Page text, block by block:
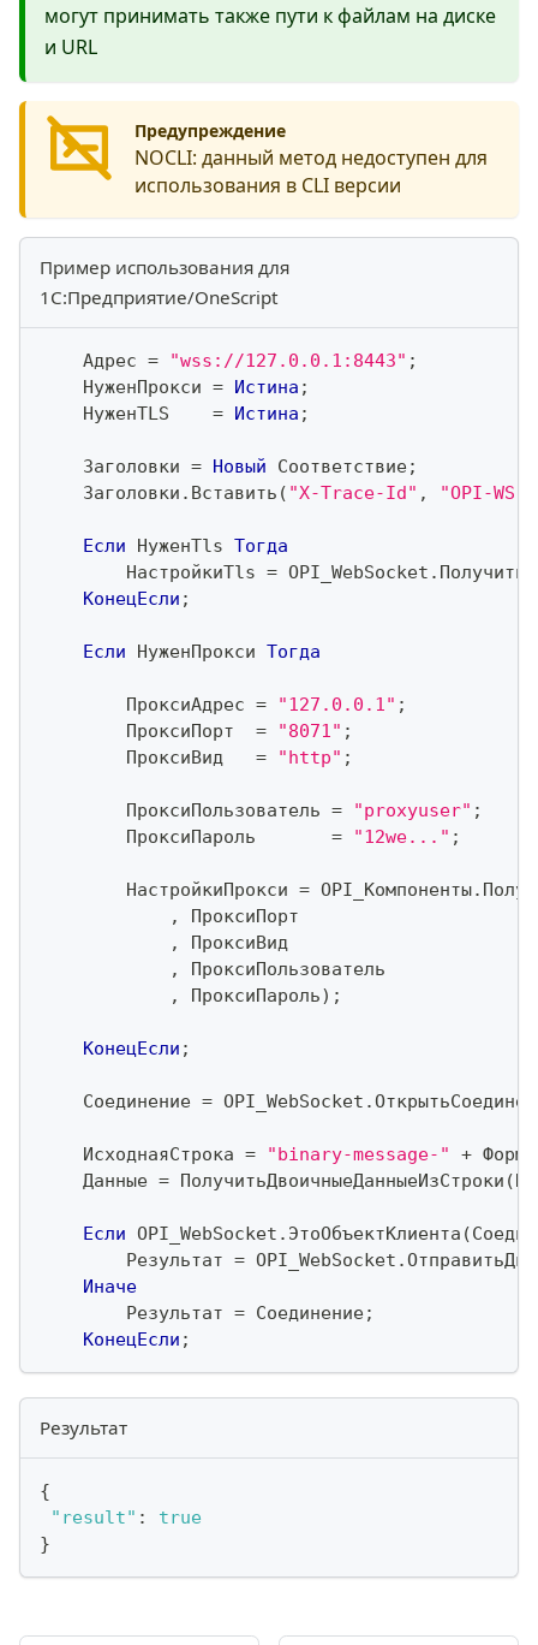
могут принимать также пути к файлам на диске
и URL
Предупреждение
NOCLI: данный метод недоступен для
использования в CLI версии
Пример использования для
1С:Предприятие/OneScript
    Адрес
= "wss://127.0.0.1:8443" ;
    НуженПрокси
= Истина ;
    НуженTLS
= Истина ;
    Заголовки
= Новый Соответствие;
    Заголовки
. Вставить ( "X-Trace-Id" , "OPI-WS-
Если НуженTls Тогда
        НастройкиTls
= OPI_WebSocket .
КонецЕсли ;
Если НуженПрокси Тогда
        ПроксиАдрес
= "127.0.0.1" ;
        ПроксиПорт
= "8071" ;
        ПроксиВид
= "http" ;
        ПроксиПользователь
= "proxyuser" ;
        ПроксиПароль
= "12we..." ;
        НастройкиПрокси
= OPI_Компоненты.
,
ПроксиПорт
,
ПроксиВид
,
ПроксиПользователь
,
ПроксиПароль) ;
КонецЕсли ;
    Соединение
= OPI_WebSocket .
    ИсходнаяСтрока
= "binary-message-" +
    Данные
= ПолучитьДвоичныеДанныеИзСтроки (
Если OPI_WebSocket . ЭтоОбъектКлиента (
        Результат
= OPI_WebSocket .
Иначе
        Результат
= Соединение;
КонецЕсли ;
Результат
{
"result" :
true
}